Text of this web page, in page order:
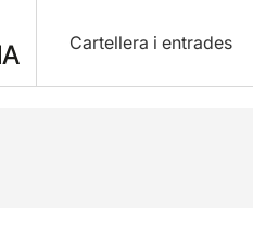
Cartellera i entrades